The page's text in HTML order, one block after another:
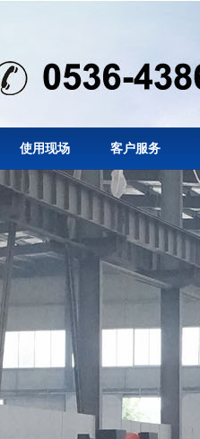
使用现场 客户服务